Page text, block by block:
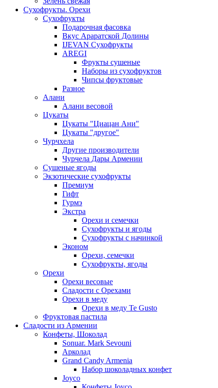
Сухофрукты. Орехи
Сухофрукты
Подарочная фасовка
Вкус Араратской Долины
IJEVAN Сухофрукты
AREGI
Фрукты сушеные
Наборы из сухофруктов
Чипсы фруктовые
Разное
Алани
Алани весовой
Цукаты
Цукаты "Циацан Ани"
Цукаты "другое"
Чурчхела
Другие производители
Чурчела Дары Армении
Сушеные ягоды
Экзотические сухофрукты
Премиум
Гифт
Гурмэ
Экстра
Орехи и семечки
Сухофрукты и ягоды
Сухофрукты с начинкой
Эконом
Орехи, семечки
Сухофрукты, ягоды
Орехи
Орехи весовые
Сладости с Орехами
Орехи в меду
Орехи в меду Te Gusto
Фруктовая пастила
Сладости из Армении
Конфеты, Шоколад
Sonuar. Mark Sevouni
Арколад
Grand Candy Armenia
Набор шоколадных конфет
Joyco